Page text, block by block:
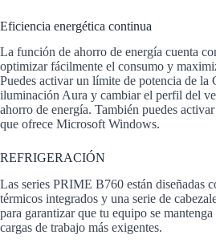
Eficiencia energética continua
La función de ahorro de energía cuenta
optimizar fácilmente el consumo y
Puedes activar un límite de potencia de la
iluminación Aura y cambiar el perfil del
ahorro de energía. También puedes
que ofrece Microsoft Windows.
REFRIGERACIÓN
Las series PRIME B760 están diseñadas
térmicos integrados y una serie de
para garantizar que tu equipo se
cargas de trabajo más exigentes.